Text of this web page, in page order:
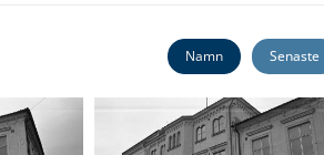
Namn Senaste